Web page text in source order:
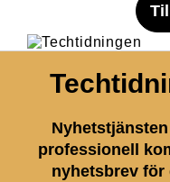
professionell
nyhetsbrev för